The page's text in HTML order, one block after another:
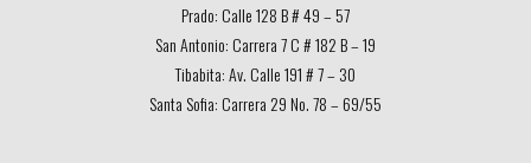
Prado: Calle 128 B # 49 – 57
San Antonio: Carrera 7 C # 182 B – 19
Tibabita: Av. Calle 191 # 7 – 30
Santa Sofia: Carrera 29 No. 78 – 69/55